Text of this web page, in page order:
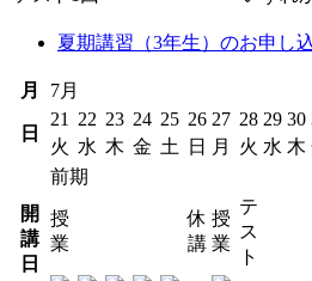
夏期講習（3年生）のお申し
月 7月
日
21 22 23 24 25 26 27 28 29 30
火 水 木 金 土 日 月 火 水 木
開
講
日
前期
授
業
休
講
授
業
テ
ス
ト